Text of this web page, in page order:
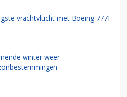
vrachtvlucht met Boeing 777F
winter weer